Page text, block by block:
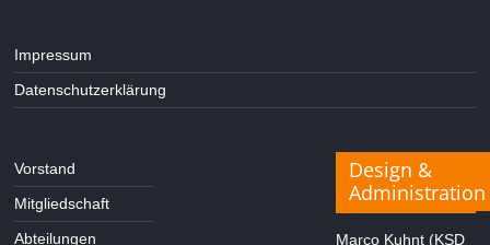
Impressum
Datenschutzerklärung
Vorstand
Mitgliedschaft
Abteilungen
Design &
Administration
Marco Kuhnt (KSD